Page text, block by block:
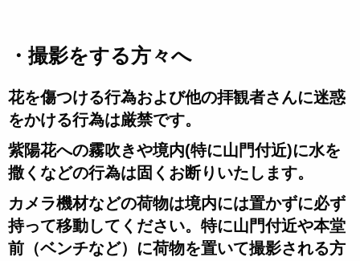
・撮影をする方々へ
花を傷つける行為および他の拝観者さんに迷惑
をかける行為は厳禁です。
紫陽花への霧吹きや境内(特に山門付近)に水を
撒くなどの行為は固くお断りいたします。
カメラ機材などの荷物は境内には置かずに必ず
持って移動してください。特に山門付近や本堂
前（ベンチなど）に荷物を置いて撮影される方